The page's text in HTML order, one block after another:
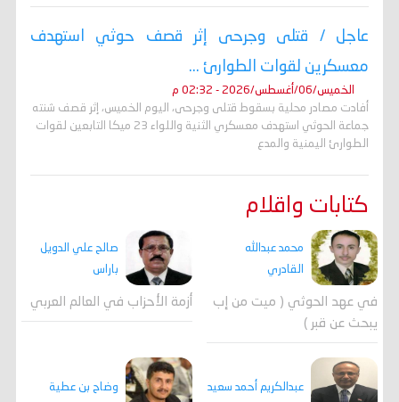
عاجل / قتلى وجرحى إثر قصف حوثي استهدف
معسكرين لقوات الطوارئ ...
الخميس/06/أغسطس/2026 - 02:32 م
أفادت مصادر محلية بسقوط قتلى وجرحى، اليوم الخميس، إثر قصف شنته
جماعة الحوثي استهدف معسكري الثنية واللواء 23 ميكا التابعين لقوات
الطوارئ اليمنية والمدع
كتابات واقلام
محمد عبدالله
القادري
في عهد الحوثي ( ميت من إب
يبحث عن قبر )
صالح علي الدويل
باراس
أزمة الأحزاب في العالم العربي
عبدالكريم أحمد سعيد وضاح بن عطية